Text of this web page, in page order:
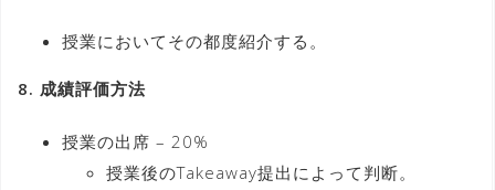
授業においてその都度紹介する。
8. 成績評価方法
授業の出席 – 20%
授業後のTakeaway提出によって判断。